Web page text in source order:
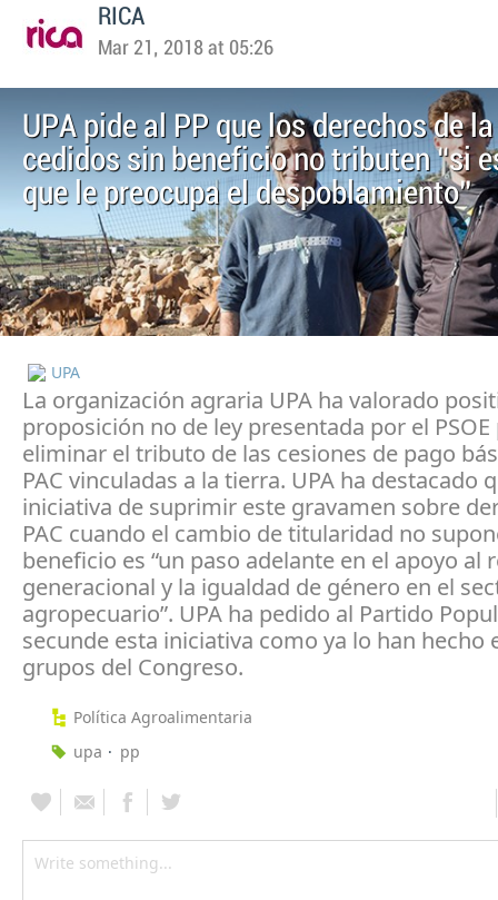
RICA
Mar 21, 2018 at 05:26
UPA pide al PP que los derechos de la
cedidos sin beneficio no tributen “si
que le preocupa el despoblamiento”
UPA
La organización agraria UPA ha valorado
proposición no de ley presentada por el PSOE
eliminar el tributo de las cesiones de pago
PAC vinculadas a la tierra. UPA ha destacado
iniciativa de suprimir este gravamen sobre
PAC cuando el cambio de titularidad no
beneficio es “un paso adelante en el apoyo al
generacional y la igualdad de género en el
agropecuario”. UPA ha pedido al Partido
secunde esta iniciativa como ya lo han hecho
grupos del Congreso.
Política Agroalimentaria
upa
pp